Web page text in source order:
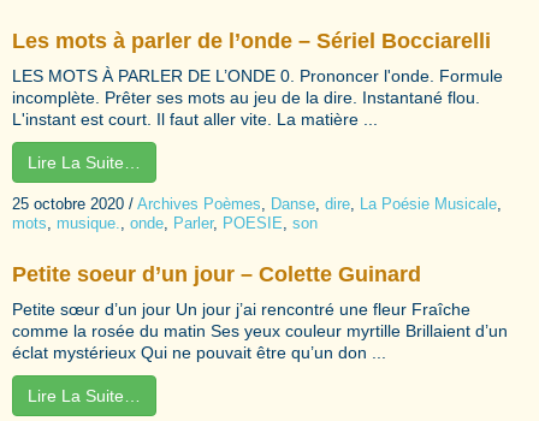
Les mots à parler de l’onde – Sériel Bocciarelli
LES MOTS À PARLER DE L’ONDE 0. Prononcer l'onde. Formule
incomplète. Prêter ses mots au jeu de la dire. Instantané flou.
L'instant est court. Il faut aller vite. La matière ...
Lire La Suite…
25 octobre 2020 / Archives Poèmes Danse dire La Poésie Musicale
mots
musique. onde Parler, POESIE son
Petite soeur d’un jour – Colette Guinard
Petite sœur d’un jour Un jour j’ai rencontré une fleur Fraîche
comme la rosée du matin Ses yeux couleur myrtille Brillaient d’un
éclat mystérieux Qui ne pouvait être qu’un don ...
Lire La Suite…